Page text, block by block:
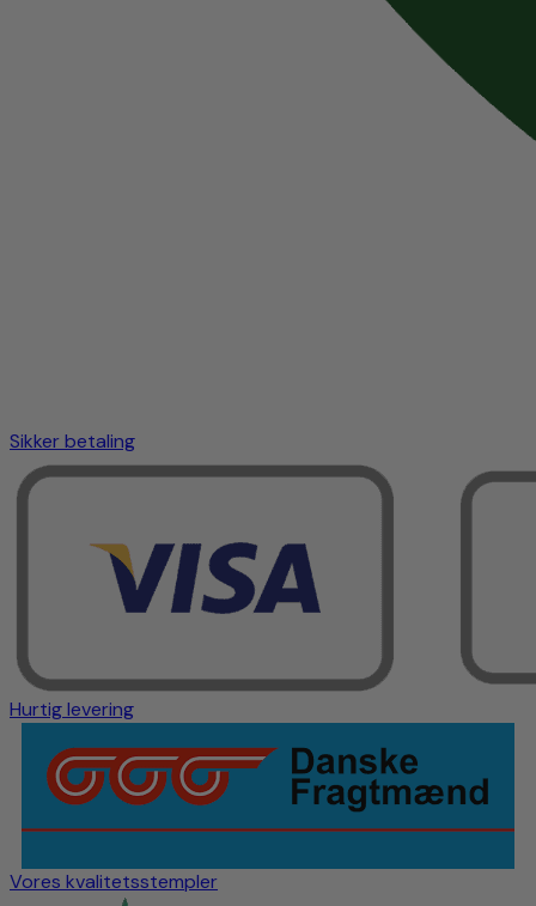
Sikker betaling
Hurtig levering
Vores kvalitetsstempler